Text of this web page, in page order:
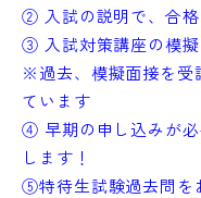
② 入試の説明で、合格
③ 入試対策講座の模擬
※過去、模擬面接を受
ています
④ 早期の申し込みが
します！
⑤特待生試験過去問を